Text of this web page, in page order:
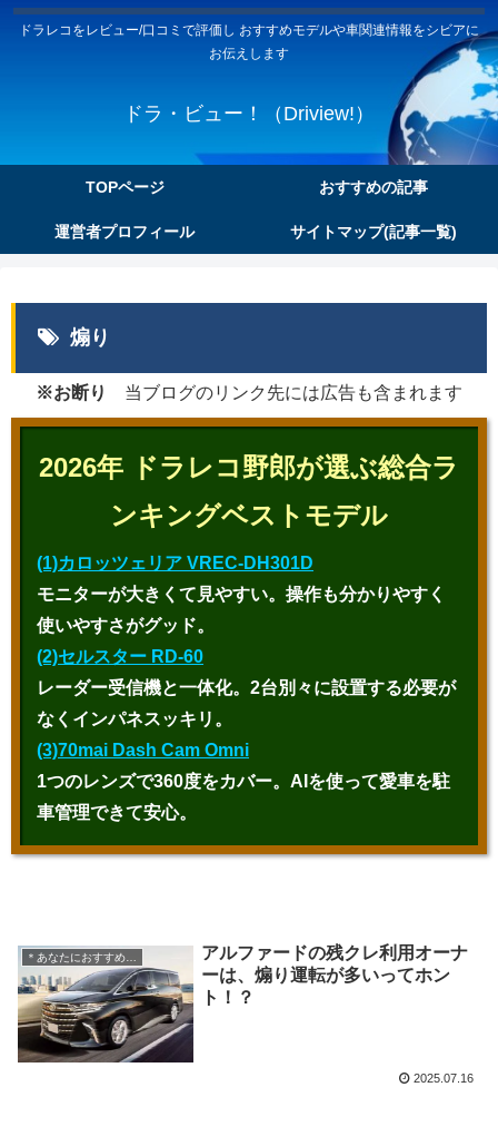
ドラレコをレビュー/口コミで評価し おすすめモデルや車関連情報をシビアに
お伝えします
ドラ・ビュー！（Driview!）
TOPページ おすすめの記事
運営者プロフィール サイトマップ(記事一覧)
煽り
※お断り 当ブログのリンク先には広告も含まれます
2026年 ドラレコ野郎が選ぶ総合ラ
ンキングベストモデル
(1)カロッツェリア VREC-DH301D
モニターが大きくて見やすい。操作も分かりやすく
使いやすさがグッド。
(2)セルスター RD-60
レーダー受信機と一体化。2台別々に設置する必要が
なくインパネスッキリ。
(3)70mai Dash Cam Omni
1つのレンズで360度をカバー。AIを使って愛車を駐
車管理できて安心。
＊あなたにおすすめの記事
アルファードの残クレ利用オーナ
ーは、煽り運転が多いってホン
ト！？
2025.07.16